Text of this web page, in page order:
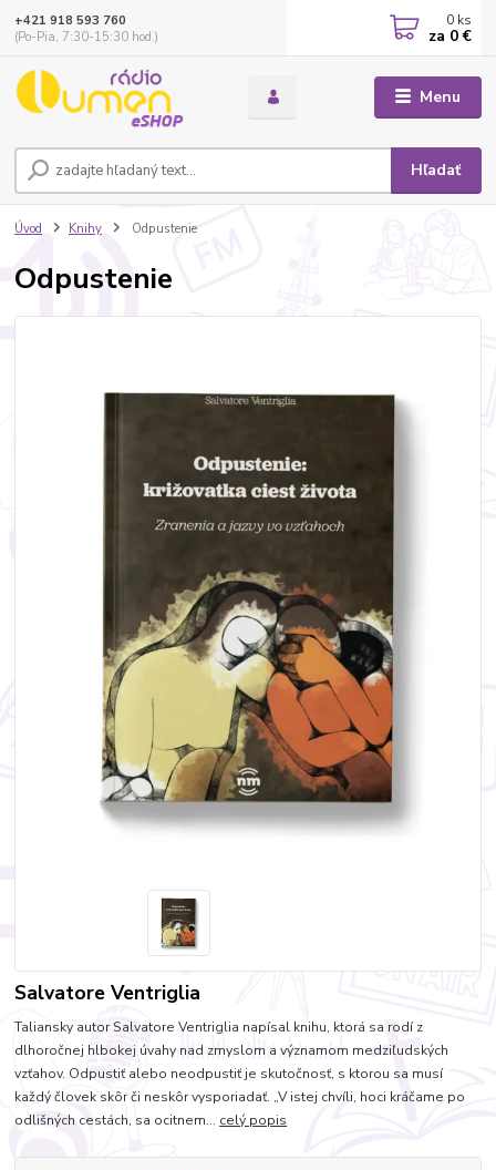
Menu
Hľadať
+421 918 593 760
(Po-Pia, 7:30-15:30 hod.)
0 ks
za 0 €
Úvod Knihy Odpustenie
Odpustenie
Salvatore Ventriglia
Taliansky autor Salvatore Ventriglia napísal knihu, ktorá sa rodí z
dlhoročnej hlbokej úvahy nad zmyslom a významom medziľudských
vzťahov. Odpustiť alebo neodpustiť je skutočnosť, s ktorou sa musí
každý človek skôr či neskôr vysporiadať. „V istej chvíli, hoci kráčame po
odlišných cestách, sa ocitnem... celý popis